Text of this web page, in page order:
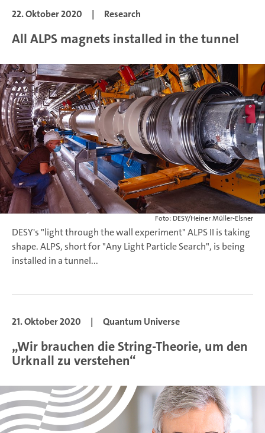
22. Oktober 2020 | Research
All ALPS magnets installed in the tunnel
Foto: DESY/Heiner Müller-Elsner
DESY's "light through the wall experiment" ALPS II is taking
shape. ALPS, short for "Any Light Particle Search", is being
installed in a tunnel...
21. Oktober 2020 | Quantum Universe
„Wir brauchen die String-Theorie, um den
Urknall zu verstehen“